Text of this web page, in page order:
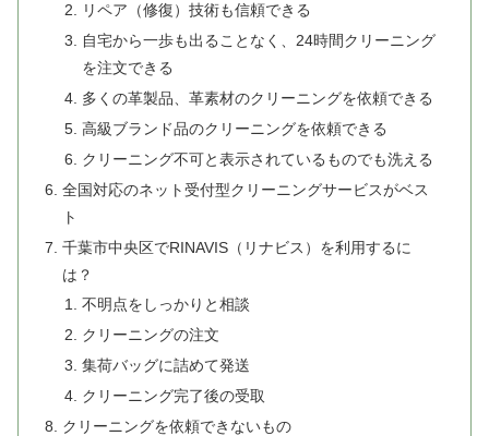
リペア（修復）技術も信頼できる
自宅から一歩も出ることなく、24時間クリーニング
を注文できる
多くの革製品、革素材のクリーニングを依頼できる
高級ブランド品のクリーニングを依頼できる
クリーニング不可と表示されているものでも洗える
全国対応のネット受付型クリーニングサービスがベス
ト
千葉市中央区でRINAVIS（リナビス）を利用するに
は？
不明点をしっかりと相談
クリーニングの注文
集荷バッグに詰めて発送
クリーニング完了後の受取
クリーニングを依頼できないもの